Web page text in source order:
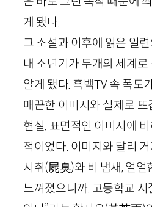
게 됐다.
그 소설과 이후에 읽은 일
내 소년기가 두개의 세계
알게 됐다. 흑백TV속 폭도
매끈한 이미지와 실제로 뜨
현실. 표면적인 이미지에
적이었다. 이미지와 달리
시취 (屍臭)와 비 냄새, 얼얼
느껴졌으니까. 고등학교 시